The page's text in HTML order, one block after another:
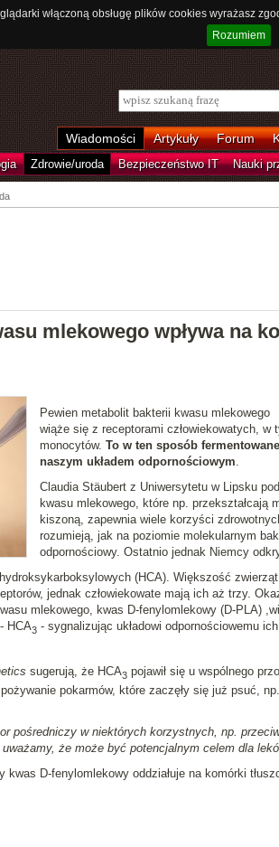
włączoną obsługę plików cookies wyrażasz
Rozumiem
Wiadomości Artykuły Forum
Zdrowie/uroda Bezpieczeństwo IT Nauki
mlekowego wpływa na
Pewien metabolit bakterii kwasu mlekowego
wiąże się z receptorami człowiekowatych, w
monocytów. To w ten sposób
naszym układem odpornościowym.
Claudia Stäubert z Uniwersytetu w Lipsku
kwasu mlekowego, które np. przekształcają
kiszoną, zapewnia wiele korzyści
rozumieją, jak na poziomie molekularnym
odpornościowy. Ostatnio jednak Niemcy
(HCA). Większość zwierząt
jednak człowiekowate mają ich aż trzy.
mlekowego, kwas D-fenylomlekowy (D-PLA)
HCA3- sygnalizując układowi odpornościowemu ich
sugerują, że HCA3pojawił się u wspólnego
pokarmów, które zaczęły się już psuć, np.
pośredniczy w niektórych korzystnych, np.
że może być potencjalnym celem dla
kwas D-fenylomlekowy oddziałuje na komórki